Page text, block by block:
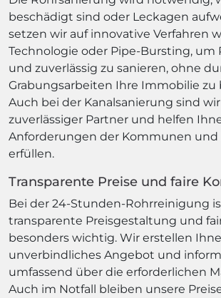
beschädigt sind oder Leckagen
setzen wir auf innovative Verfahren
Technologie oder Pipe-Bursting, um
und zuverlässig zu sanieren, ohne
Grabungsarbeiten Ihre Immobilie zu
Auch bei der Kanalsanierung sind
zuverlässiger Partner und helfen
Anforderungen der Kommunen und
erfüllen.
Transparente Preise und faire
Bei der 24-Stunden-Rohrreinigung
transparente Preisgestaltung und
besonders wichtig. Wir erstellen
unverbindliches Angebot und
umfassend über die erforderlichen
Auch im Notfall bleiben unsere